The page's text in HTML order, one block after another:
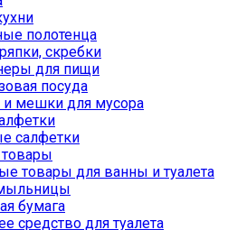
полотенца
скребки
для пищи
посуда
и мешки для мусора
салфетки
товары для ванны и туалета
бумага
средство для туалета